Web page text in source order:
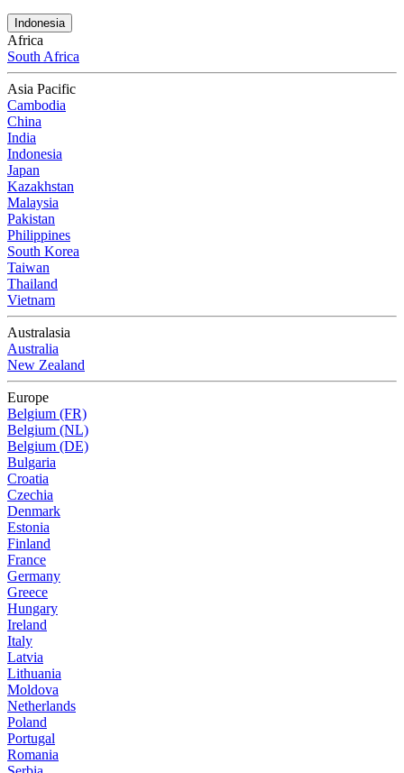
Indonesia
Africa
South Africa
Asia Pacific
Cambodia
China
India
Indonesia
Japan
Kazakhstan
Malaysia
Pakistan
Philippines
South Korea
Taiwan
Thailand
Vietnam
Australasia
Australia
New Zealand
Europe
Belgium (FR)
Belgium (NL)
Belgium (DE)
Bulgaria
Croatia
Czechia
Denmark
Estonia
Finland
France
Germany
Greece
Hungary
Ireland
Italy
Latvia
Lithuania
Moldova
Netherlands
Poland
Portugal
Romania